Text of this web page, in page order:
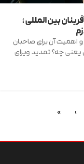
بین‌المللی؛
اهمیت آن برای صاحبان
یعنی چه؟ تمدید ویزای
›
»